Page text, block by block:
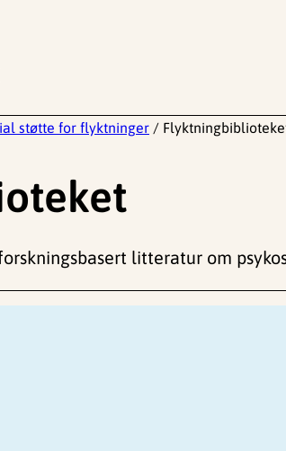
støtte for flyktninger /
litteratur om